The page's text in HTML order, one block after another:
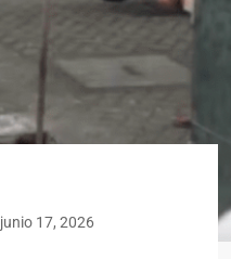
junio 17, 2026